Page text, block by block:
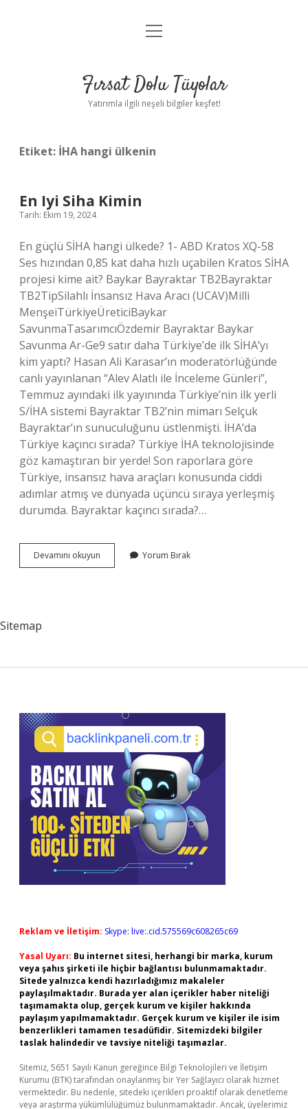
Gizlilik Politikası
Yasal Uyarı
menüyü
Fırsat Dolu Tüyolar
Yatırımla ilgili neşeli bilgiler keşfet!
Etiket: İHA hangi ülkenin
En Iyi Siha Kimin
Tarih: Ekim 19, 2024
En güçlü SİHA hangi ülkede? 1- ABD Kratos XQ-58
Ses hızından 0,85 kat daha hızlı uçabilen Kratos SİHA
projesi kime ait? Baykar Bayraktar TB2Bayraktar
TB2TipSilahlı İnsansız Hava Aracı (UCAV)Milli
MenşeiTürkiyeÜreticiBaykar
SavunmaTasarımcıÖzdemir Bayraktar Baykar
Savunma Ar-Ge9 satır daha Türkiye’de ilk SİHA’yı
kim yaptı? Hasan Ali Karasar’ın moderatörlüğünde
canlı yayınlanan “Alev Alatlı ile İnceleme Günleri”,
Temmuz ayındaki ilk yayınında Türkiye’nin ilk yerli
S/İHA sistemi Bayraktar TB2’nin mimarı Selçuk
Bayraktar’ın sunuculuğunu üstlenmişti. İHA’da
Türkiye kaçıncı sırada? Türkiye İHA teknolojisinde
göz kamaştıran bir yerde! Son raporlara göre
Türkiye, insansız hava araçları konusunda ciddi
adımlar atmış ve dünyada üçüncü sıraya yerleşmiş
durumda. Bayraktar kaçıncı sırada?…
Devamını okuyun
Iyi
Yorum Bırak
Sitemap
Sidebar
Reklam ve İletişim: Skype: live:.cid.575569c608265c69
Yasal Uyarı: Bu internet sitesi, herhangi bir marka, kurum
veya şahıs şirketi ile hiçbir bağlantısı bulunmamaktadır.
Sitede yalnızca kendi hazırladığımız makaleler
paylaşılmaktadır. Burada yer alan içerikler haber niteliği
taşımamakta olup, gerçek kurum ve kişiler hakkında
paylaşım yapılmamaktadır. Gerçek kurum ve kişiler ile isim
benzerlikleri tamamen tesadüfidir. Sitemizdeki bilgiler
taslak halindedir ve tavsiye niteliği taşımazlar.
Sitemiz, 5651 Sayılı Kanun gereğince Bilgi Teknolojileri ve İletişim
Kurumu (BTK) tarafından onaylanmış bir Yer Sağlayıcı olarak hizmet
vermektedir. Bu nedenle, sitedeki içerikleri proaktif olarak denetleme
veya araştırma yükümlülüğümüz bulunmamaktadır. Ancak, üyelerimiz